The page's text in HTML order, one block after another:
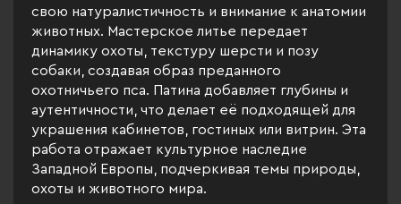
свою натуралистичность и внимание к анатомии
животных. Мастерское литье передает
динамику охоты, текстуру шерсти и позу
собаки, создавая образ преданного
охотничьего пса. Патина добавляет глубины и
аутентичности, что делает её подходящей для
украшения кабинетов, гостиных или витрин. Эта
работа отражает культурное наследие
Западной Европы, подчеркивая темы природы,
охоты и животного мира.